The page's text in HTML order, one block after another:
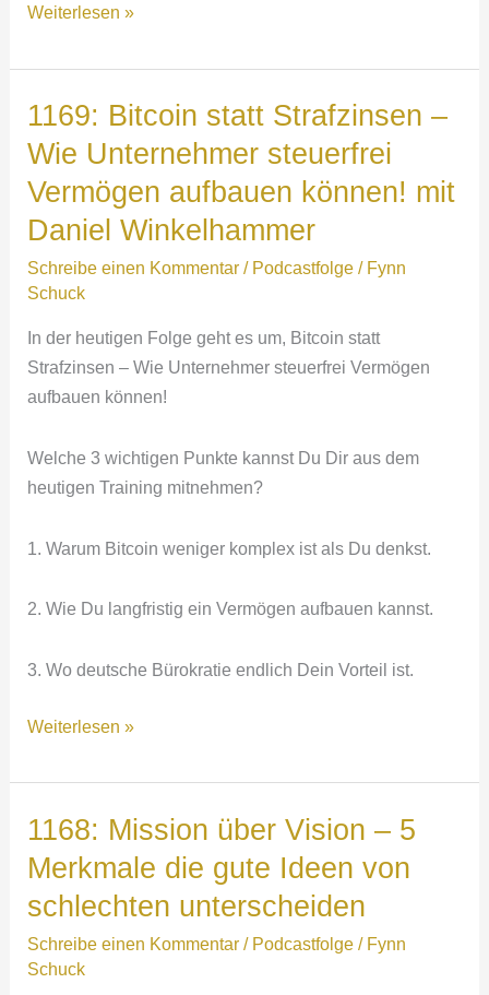
1170:
wie
–
Wie
Du
offene
stellen
Deines
Unternehmens
perfekt
besetzt!
Weiterlesen »
1169: Bitcoin statt Strafzinsen –
Wie Unternehmer steuerfrei
Vermögen aufbauen können! mit
Daniel Winkelhammer
Schreibe einen Kommentar / Podcastfolge / Fynn
Schuck
In der heutigen Folge geht es um, Bitcoin statt
Strafzinsen – Wie Unternehmer steuerfrei Vermögen
aufbauen können!
Welche 3 wichtigen Punkte kannst Du Dir aus dem
heutigen Training mitnehmen?
1. Warum Bitcoin weniger komplex ist als Du denkst.
2. Wie Du langfristig ein Vermögen aufbauen kannst.
3. Wo deutsche Bürokratie endlich Dein Vorteil ist.
1169:
statt
–
Wie
Unternehmer
Vermögen
Weiterlesen »
1168: Mission über Vision – 5
Merkmale die gute Ideen von
schlechten unterscheiden
Schreibe einen Kommentar / Podcastfolge / Fynn
Schuck